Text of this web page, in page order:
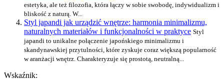
estetyka, ale też filozofia, która łączy w sobie swobodę, indywidualizm i
bliskość z naturą. W...
Styl japandi jak urządzić wnętrze: harmonia minimalizmu,
naturalnych materiałów i funkcjonalności w praktyce Styl
japandi to unikalne połączenie japońskiego minimalizmu i
skandynawskiej przytulności, które zyskuje coraz większą popularność
w aranżacji wnętrz. Charakteryzuje się prostotą, neutralną...
Wskaźnik: